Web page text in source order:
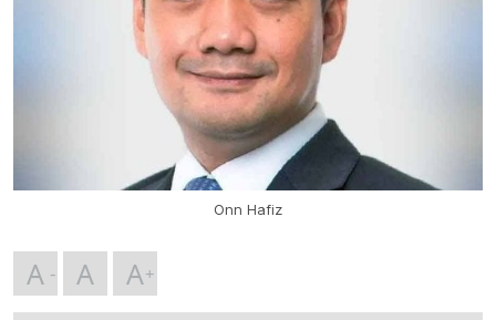
Onn Hafiz
A A A